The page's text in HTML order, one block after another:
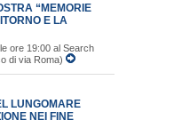
“MEMORIE
E LA
ore 19:00 al Search
di via Roma)
LUNGOMARE
NEI FINE